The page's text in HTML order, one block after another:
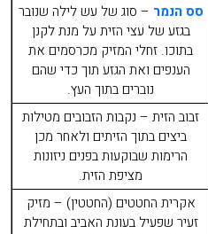
סס הנמר – סוג של עש לילה שנובר
בגזע של עצי הזית על מנת לקנן
בתוכו. זחלי המזיק מכרסמים את
הענפים ואת הגזע תוך כדי שהם
נוברים בתוך העץ.
זבוב הזית – נקבות הזבובים מטילות
ביצים בתוך הזיתים ולאחר מכן
הרימות שבוקעות בפנים ניזונות
מציפת הזית.
אקרית החטטים (החטטין) – מזיק
זעיר שפעיל בעונת האביב ובתחילת